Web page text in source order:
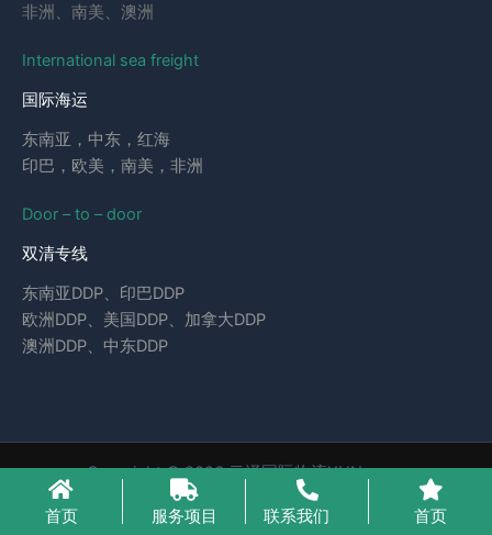
非洲、南美、澳洲
International sea freight
国际海运
东南亚，中东，红海
印巴，欧美，南美，非洲
Door – to – door
双清专线
东南亚DDP、印巴DDP
欧洲DDP、美国DDP、加拿大DDP
澳洲DDP、中东DDP
Copyright © 2026 云泽国际物流YUNcargo
粤ICP备2023046221号-1
首页 服务项目 联系我们 首页